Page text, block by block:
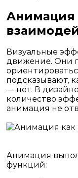
Анимация
Визуальные
движение. Они
подсказывают,
— нет. В
количество
анимация не
Анимация
функций: